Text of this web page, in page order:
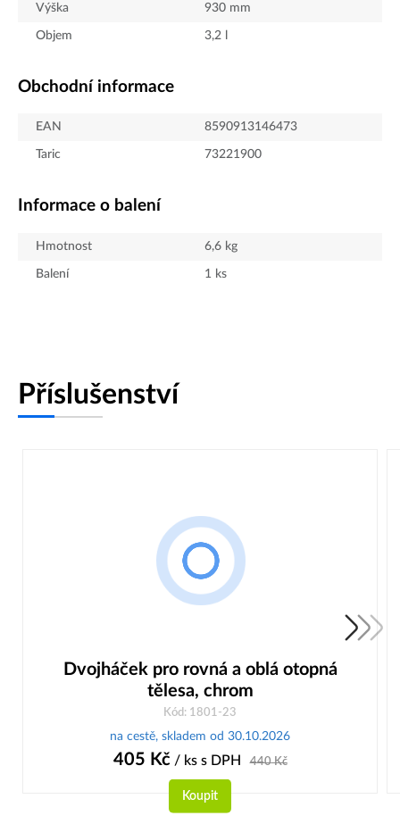
Výška 930 mm
Objem 3,2
Obchodní informace
EAN 8590913146473
Taric 73221900
Informace o balení
Hmotnost 6,6 kg
Balení 1 ks
Příslušenství
Dvojháček pro rovná a oblá otopná
tělesa, chrom
Kód: 1801-23
na cestě, skladem od 30.10.2026
405 Kč/ ks s DPH 440Kč
Koupit